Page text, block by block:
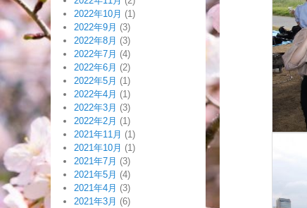
2022年10月 (1)
2022年9月 (3)
2022年8月 (3)
2022年7月 (4)
2022年6月 (2)
2022年5月 (1)
2022年4月 (1)
2022年3月 (3)
2022年2月 (1)
2021年11月 (1)
2021年10月 (1)
2021年7月 (3)
2021年5月 (4)
2021年4月 (3)
2021年3月 (6)